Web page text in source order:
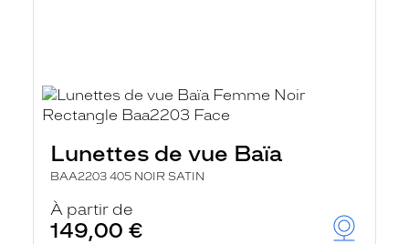
Lunettes de vue Baïa
BAA2203 405 NOIR SATIN
À partir de
149,00 €